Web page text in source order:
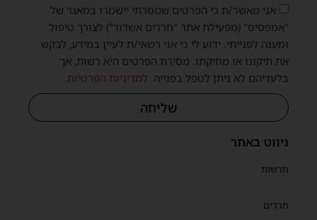
ניווט באתר
חדשות
חרדים
אני מאשר/ת כי הפרטים שמסרתי יישמרו במאגר של
"אמפסיס" (מפעילת אתר "חרדים אשדוד") לצורך טיפול
ומענה לפנייתי. ידוע לי כי אני רשאי/ת לעיין במידע, לבקש
את תיקונו או מחיקתו. מסירת הפרטים היא רשות, אך
בלעדיהם לא ניתן לטפל בפנייה. למדיניות הפרטיות
שליחה